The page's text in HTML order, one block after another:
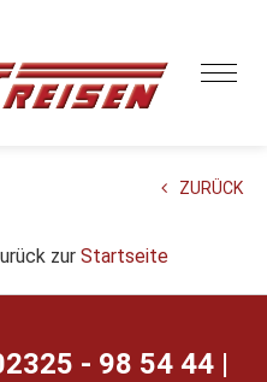
ZURÜCK
zur Startseite
- 98 54 44 |